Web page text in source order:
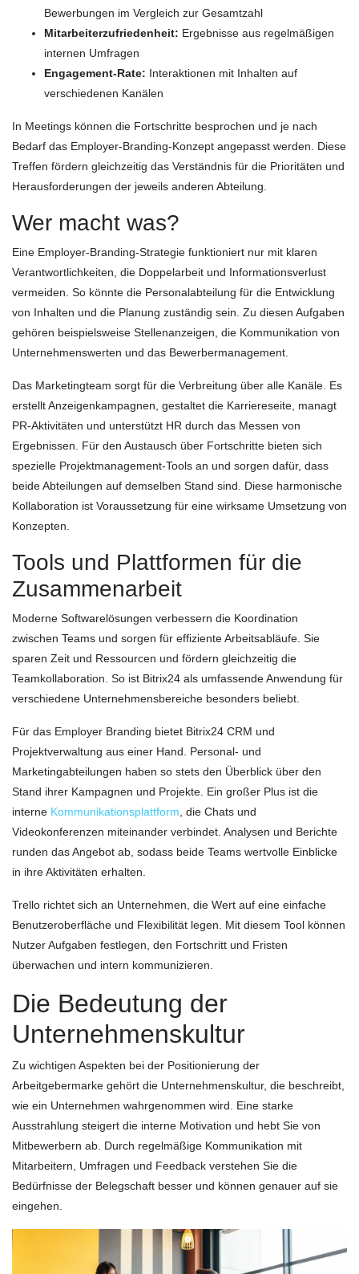
Bewerbungen im Vergleich zur Gesamtzahl
Mitarbeiterzufriedenheit: Ergebnisse aus regelmäßigen
internen Umfragen
Engagement-Rate: Interaktionen mit Inhalten auf
verschiedenen Kanälen
In Meetings können die Fortschritte besprochen und je nach
Bedarf das Employer-Branding-Konzept angepasst werden. Diese
Treffen fördern gleichzeitig das Verständnis für die Prioritäten und
Herausforderungen der jeweils anderen Abteilung.
Wer macht was?
Eine Employer-Branding-Strategie funktioniert nur mit klaren
Verantwortlichkeiten, die Doppelarbeit und Informationsverlust
vermeiden. So könnte die Personalabteilung für die Entwicklung
von Inhalten und die Planung zuständig sein. Zu diesen Aufgaben
gehören beispielsweise Stellenanzeigen, die Kommunikation von
Unternehmenswerten und das Bewerbermanagement.
Das Marketingteam sorgt für die Verbreitung über alle Kanäle. Es
erstellt Anzeigenkampagnen, gestaltet die Karriereseite, managt
PR-Aktivitäten und unterstützt HR durch das Messen von
Ergebnissen. Für den Austausch über Fortschritte bieten sich
spezielle Projektmanagement-Tools an und sorgen dafür, dass
beide Abteilungen auf demselben Stand sind. Diese harmonische
Kollaboration ist Voraussetzung für eine wirksame Umsetzung von
Konzepten.
Tools und Plattformen für die
Zusammenarbeit
Moderne Softwarelösungen verbessern die Koordination
zwischen Teams und sorgen für effiziente Arbeitsabläufe. Sie
sparen Zeit und Ressourcen und fördern gleichzeitig die
Teamkollaboration. So ist Bitrix24 als umfassende Anwendung für
verschiedene Unternehmensbereiche besonders beliebt.
Für das Employer Branding bietet Bitrix24 CRM und
Projektverwaltung aus einer Hand. Personal- und
Marketingabteilungen haben so stets den Überblick über den
Stand ihrer Kampagnen und Projekte. Ein großer Plus ist die
interne Kommunikationsplattform , die Chats und
Videokonferenzen miteinander verbindet. Analysen und Berichte
runden das Angebot ab, sodass beide Teams wertvolle Einblicke
in ihre Aktivitäten erhalten.
Trello richtet sich an Unternehmen, die Wert auf eine einfache
Benutzeroberfläche und Flexibilität legen. Mit diesem Tool können
Nutzer Aufgaben festlegen, den Fortschritt und Fristen
überwachen und intern kommunizieren.
Die Bedeutung der
Unternehmenskultur
Zu wichtigen Aspekten bei der Positionierung der
Arbeitgebermarke gehört die Unternehmenskultur, die beschreibt,
wie ein Unternehmen wahrgenommen wird. Eine starke
Ausstrahlung steigert die interne Motivation und hebt Sie von
Mitbewerbern ab. Durch regelmäßige Kommunikation mit
Mitarbeitern, Umfragen und Feedback verstehen Sie die
Bedürfnisse der Belegschaft besser und können genauer auf sie
eingehen.